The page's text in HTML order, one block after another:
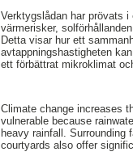
Verktygslådan har prövats i
värmerisker,
Detta visar hur ett
avtappningshastigheten
ett förbättrat mikroklimat
Climate change increases
vulnerable because
heavy rainfall. Surrounding
courtyards also offer